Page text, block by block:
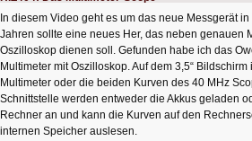
In diesem Video geht es um das neue Messgerät
Jahren sollte eine neues Her, das neben genauen
Oszilloskop dienen soll. Gefunden habe ich das
Multimeter mit Oszilloskop. Auf dem 3,5“
Multimeter oder die beiden Kurven des 40 MHz
Schnittstelle werden entweder die Akkus geladen
Rechner an und kann die Kurven auf den
internen Speicher auslesen.